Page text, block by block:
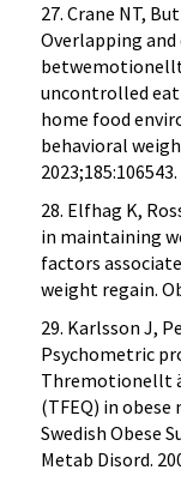
27. Crane NT,
Overlapping
betwemotionellt
uncontrolled
home food
behavioral
2023;185:106543.
28. Elfhag K,
in maintaining
factors
weight regain.
29. Karlsson J,
Psychometric
Thremotionellt
(TFEQ) in
Swedish Obese
Metab Disord.